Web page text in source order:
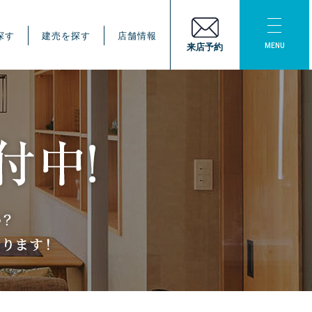
す 建売を探す
店舗情報
来店予約
MENU